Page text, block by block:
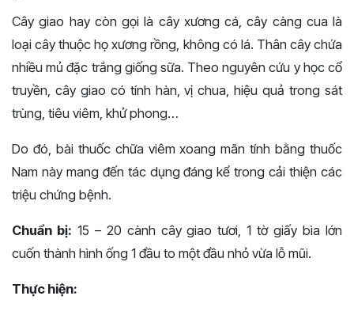
Cây giao hay còn gọi là cây xương cá, cây càng cua là
loại cây thuộc họ xương rồng, không có lá. Thân cây chứa
nhiều mủ đặc trắng giống sữa. Theo nguyên cứu y học cổ
truyền, cây giao có tính hàn, vị chua, hiệu quả trong sát
trùng, tiêu viêm, khử phong…
Do đó, bài thuốc chữa viêm xoang mãn tính bằng thuốc
Nam này mang đến tác dụng đáng kể trong cải thiện các
triệu chứng bệnh.
Chuẩn bị: 15 – 20 cành cây giao tươi, 1 tờ giấy bìa lớn
cuốn thành hình ống 1 đầu to một đầu nhỏ vừa lỗ mũi.
Thực hiện: